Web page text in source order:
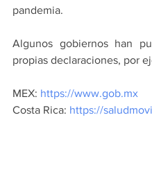
pandemia.
Algunos gobiernos han
propias declaraciones, por
MEX: https://www.gob.mx
Costa Rica: https://